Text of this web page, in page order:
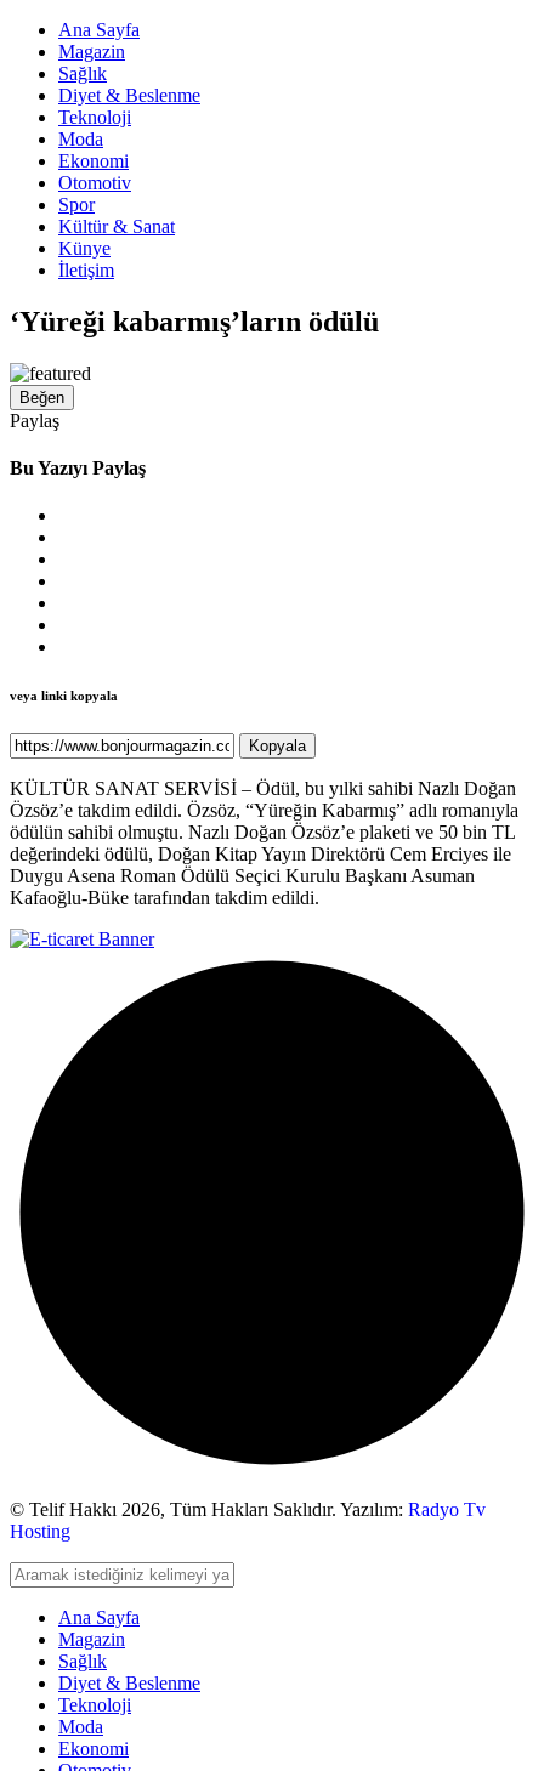
Ana Sayfa
Magazin
Sağlık
Diyet & Beslenme
Teknoloji
Moda
Ekonomi
Otomotiv
Spor
Kültür & Sanat
Künye
İletişim
‘Yüreği kabarmış’ların ödülü
Beğen
Paylaş
Bu Yazıyı Paylaş
veya linki kopyala
Kopyala
KÜLTÜR SANAT SERVİSİ – Ödül, bu yılki sahibi Nazlı Doğan
Özsöz’e takdim edildi. Özsöz, “Yüreğin Kabarmış” adlı romanıyla
ödülün sahibi olmuştu. Nazlı Doğan Özsöz’e plaketi ve 50 bin TL
değerindeki ödülü, Doğan Kitap Yayın Direktörü Cem Erciyes ile
Duygu Asena Roman Ödülü Seçici Kurulu Başkanı Asuman
Kafaoğlu-Büke tarafından takdim edildi.
© Telif Hakkı 2026, Tüm Hakları Saklıdır. Yazılım: Radyo Tv
Hosting
Ana Sayfa
Magazin
Sağlık
Diyet & Beslenme
Teknoloji
Moda
Ekonomi